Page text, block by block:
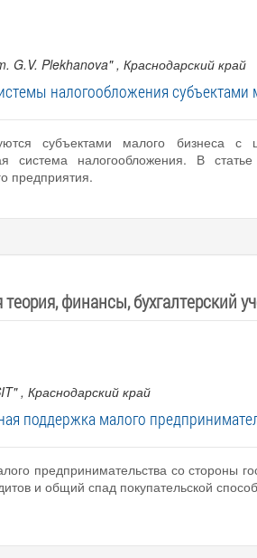
G.V. Plekhanova" , Краснодарский край
налогообложения субъектами
субъектами малого бизнеса с
система налогообложения. В
предприятия.
финансы, бухгалтерский
, Краснодарский край
поддержка малого
предпринимательства со стороны
и общий спад покупательской